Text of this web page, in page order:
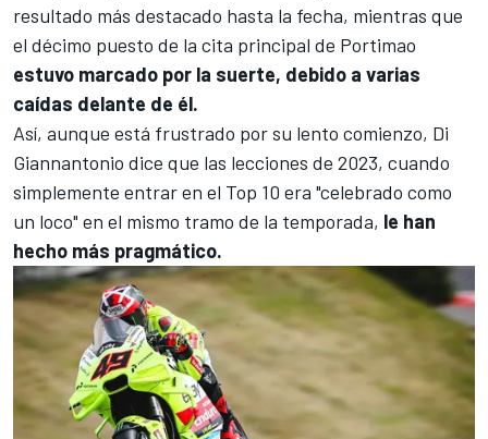
resultado más destacado hasta la fecha, mientras que
el décimo puesto de la cita principal de Portimao
estuvo marcado por la suerte, debido a varias
caídas delante de él.
Así, aunque está frustrado por su lento comienzo, Di
Giannantonio dice que las lecciones de 2023, cuando
simplemente entrar en el Top 10 era "celebrado como
un loco" en el mismo tramo de la temporada, le han
hecho más pragmático.